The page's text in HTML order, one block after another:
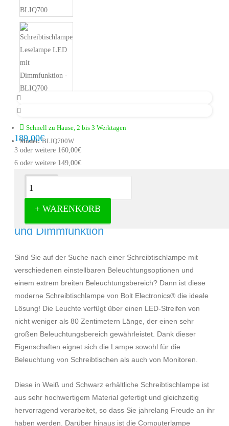
Schnell zu Hause, 2 bis 3 Werktagen
Model: BLIQ700W
189,00€
3 oder weitere 160,00€
6 oder weitere 149,00€
+ WARENKORB
Beschreibung
LED-Tischleuchte mit fester Klemme
und Dimmfunktion
Sind Sie auf der Suche nach einer Schreibtischlampe mit
verschiedenen einstellbaren Beleuchtungsoptionen und
einem extrem breiten Beleuchtungsbereich? Dann ist diese
moderne Schreibtischlampe von Bolt Electronics® die ideale
Lösung! Die Leuchte verfügt über einen LED-Streifen von
nicht weniger als 80 Zentimetern Länge, der einen sehr
großen Beleuchtungsbereich gewährleistet. Dank dieser
Eigenschaften eignet sich die Lampe sowohl für die
Beleuchtung von Schreibtischen als auch von Monitoren.
Diese in Weiß und Schwarz erhältliche Schreibtischlampe ist
aus sehr hochwertigem Material gefertigt und gleichzeitig
hervorragend verarbeitet, so dass Sie jahrelang Freude an ihr
haben werden. Darüber hinaus ist die Computerlampe